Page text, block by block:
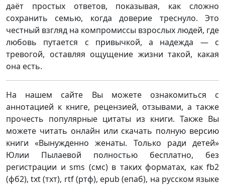
даёт простых ответов, показывая, как сложно
сохранить семью, когда доверие треснуло. Это
честный взгляд на компромиссы взрослых людей, где
любовь путается с привычкой, а надежда — с
тревогой, оставляя ощущение жизни такой, какая
она есть.
На нашем сайте Вы можете ознакомиться с
аннотацией к книге, рецензией, отзывами, а также
прочесть популярные цитаты из книги. Также Вы
можете читать онлайн или скачать полную версию
книги «Вынужденно женаты. Только ради детей»
Юлии Пылаевой полностью бесплатно, без
регистрации и sms (смс) в таких форматах, как fb2
(фб2), txt (тхт), rtf (ртф), epub (епаб), на русском языке